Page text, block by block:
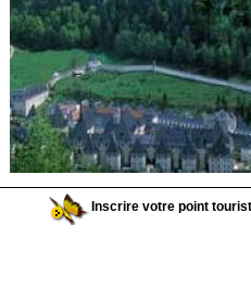
Inscrire votre point